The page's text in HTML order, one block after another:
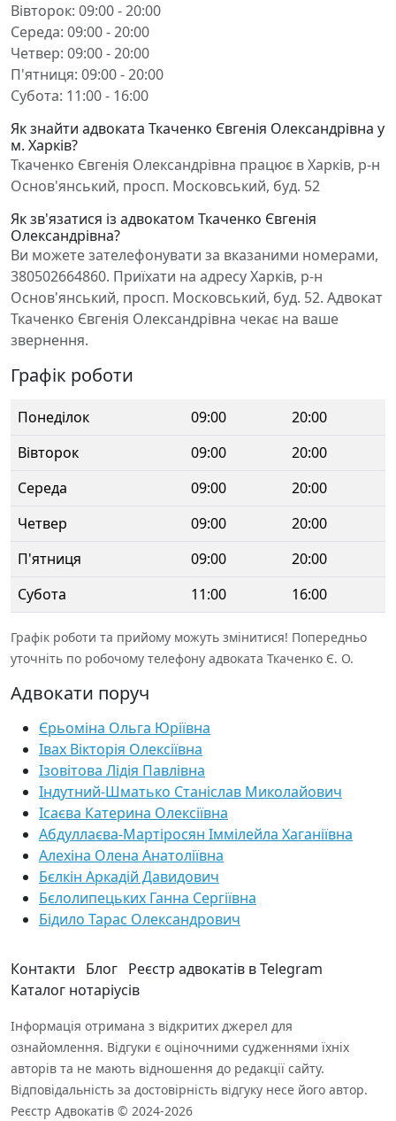
Вівторок: 09:00 - 20:00
Середа: 09:00 - 20:00
Четвер: 09:00 - 20:00
П'ятниця: 09:00 - 20:00
Субота: 11:00 - 16:00
Як знайти адвоката Ткаченко Євгенія Олександрівна у
м. Харків?
Ткаченко Євгенія Олександрівна працює в Харків, р-н
Основ'янський, просп. Московський, буд. 52
Як зв'язатися із адвокатом Ткаченко Євгенія
Олександрівна?
Ви можете зателефонувати за вказаними номерами,
380502664860. Приїхати на адресу Харків, р-н
Основ'янський, просп. Московський, буд. 52. Адвокат
Ткаченко Євгенія Олександрівна чекає на ваше
звернення.
Графік роботи
Понеділок 09:00
20:00
Вівторок
09:00
20:00
Середа
09:00
20:00
Четвер
09:00
20:00
П'ятниця
09:00
20:00
Субота
11:00 16:00
Графік роботи та прийому можуть змінитися! Попередньо
уточніть по робочому телефону адвоката Ткаченко Є. О.
Адвокати поруч
Єрьоміна Ольга Юріївна
Івах Вікторія Олексіївна
Ізовітова Лідія Павлівна
Індутний-Шматько Станіслав Миколайович
Ісаєва Катерина Олексіївна
Абдуллаєва-Мартіросян Іммілейла Хаганіївна
Алехіна Олена Анатоліївна
Бєлкін Аркадій Давидович
Бєлолипецьких Ганна Сергіївна
Бідило Тарас Олександрович
Контакти Блог Реєстр адвокатів в Telegram
Каталог нотаріусів
Інформація отримана з відкритих джерел для
ознайомлення. Відгуки є оціночними судженнями їхніх
авторів та не мають відношення до редакції сайту.
Відповідальність за достовірність відгуку несе його автор.
Реєстр Адвокатів © 2024-2026